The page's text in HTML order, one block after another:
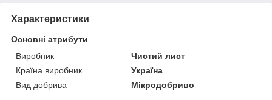
Характеристики
Основні атрибути
Виробник
Чистий лист
Країна виробник
Україна
Вид добрива
Мікродобриво